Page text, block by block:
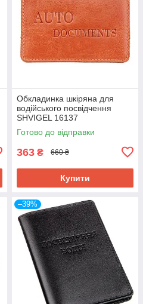
Обкладинка шкіряна для
водійського посвідчення
SHVIGEL 16137
Готово до відправки
363 ₴ 660 ₴
Купити
–39%